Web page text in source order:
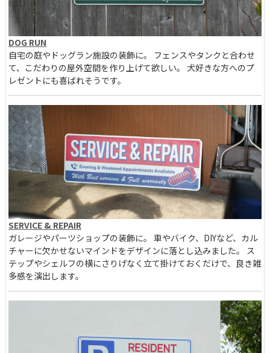
DOG RUN
自宅の庭やドッグラン施設の装飾に。 フェンスやタンクと合わせ
て、こだわりの屋外空間を作り上げて欲しい。 犬好きな方へのプ
レゼントにも喜ばれそうです。
SERVICE & REPAIR
ガレージやパーツショップの装飾に。 車やバイク、DIYなど、カル
チャーに欠かせないマインドをデザインに落とし込みました。 ス
テップやシェルフの横にさりげなく立て掛けておくだけで、良き雑
多感を演出します。